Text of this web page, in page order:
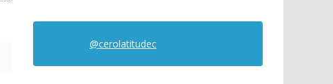
@cerolatitudec